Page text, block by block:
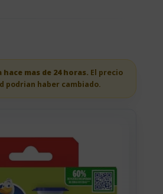
mas de 24 horas. El precio
podrian haber cambiado.